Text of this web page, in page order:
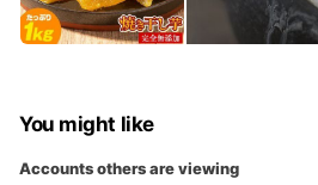
You might like
Accounts others are viewing